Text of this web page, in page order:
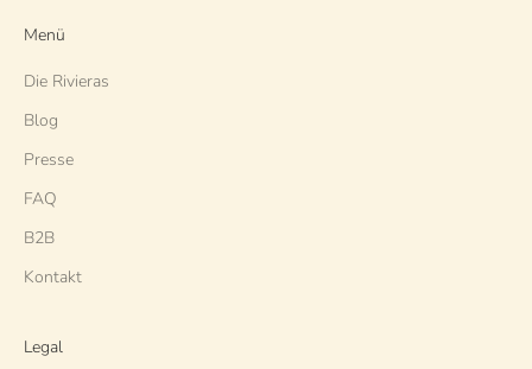
Menü
Die Rivieras
Blog
Presse
FAQ
B2B
Kontakt
Legal